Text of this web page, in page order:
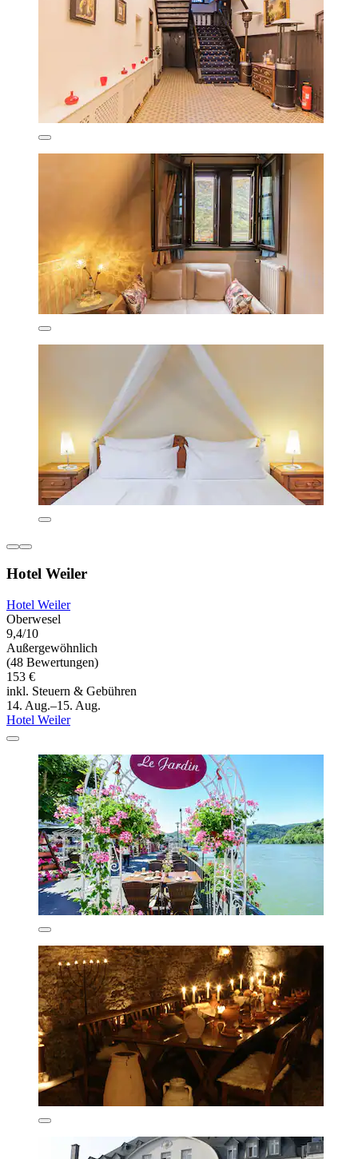
Hotel Weiler
Hotel Weiler
Oberwesel
9,4/10
Außergewöhnlich
(48 Bewertungen)
153 €
inkl. Steuern & Gebühren
14. Aug.–15. Aug.
Hotel Weiler